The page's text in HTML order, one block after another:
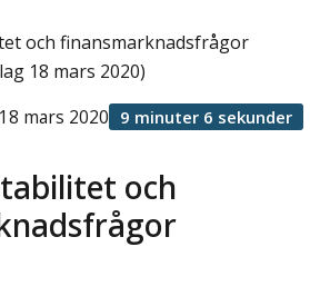
och finansmarknadsfrågor
18 mars 2020)
och
18 mars 2020 9 minuter 6 sekunder